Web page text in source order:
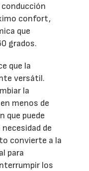
confort,
que
grados.
que la
versátil.
la
menos de
que puede
de
convierte a la
para
los